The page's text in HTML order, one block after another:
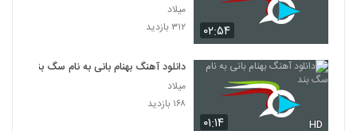
۰۲:۵۴
میلاد
۳۱۲ بازدید
۰۱:۱۴ HD
دانلود آهنگ بهنام بانی به نام سگ بند
میلاد
۱۶۸ بازدید